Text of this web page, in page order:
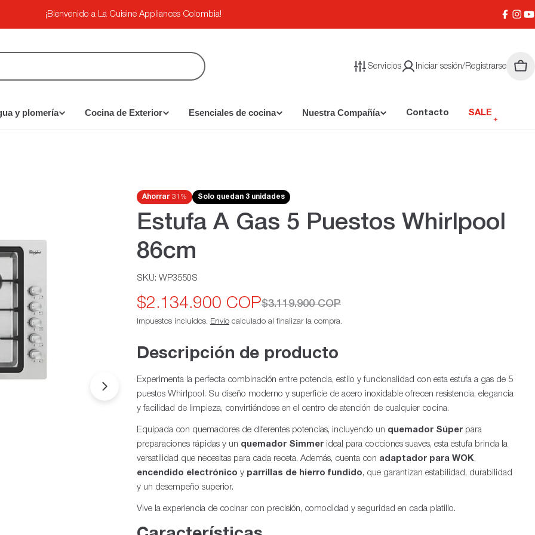
¡Bienvenido a La Cuisine Appliances Colombia!
Servicios Iniciar sesión/Registrarse
y plomería Cocina de Exterior Esenciales de cocina Nuestra Compañía Contacto SALE
Abrir medios 1 en modal
Ahorrar 31% Solo quedan 3 unidades
Estufa A Gas 5 Puestos Whirlpool
86cm
SKU: WP3550S
Precio
de
oferta
$2.134.900 COP
Precio
habitual
$3.119.900 COP
Impuestos incluidos. Envío calculado al finalizar la compra.
Descripción de producto
Experimenta la perfecta combinación entre potencia, estilo y funcionalidad con esta estufa a gas de 5
puestos Whirlpool. Su diseño moderno y superficie de acero inoxidable ofrecen resistencia, elegancia
y facilidad de limpieza, convirtiéndose en el centro de atención de cualquier cocina.
Equipada con quemadores de diferentes potencias, incluyendo un quemador Súper para
preparaciones rápidas y un quemador Simmer ideal para cocciones suaves, esta estufa brinda la
versatilidad que necesitas para cada receta. Además, cuenta con adaptador para WOK,
encendido electrónico y parrillas de hierro fundido, que garantizan estabilidad, durabilidad
y un desempeño superior.
Vive la experiencia de cocinar con precisión, comodidad y seguridad en cada platillo.